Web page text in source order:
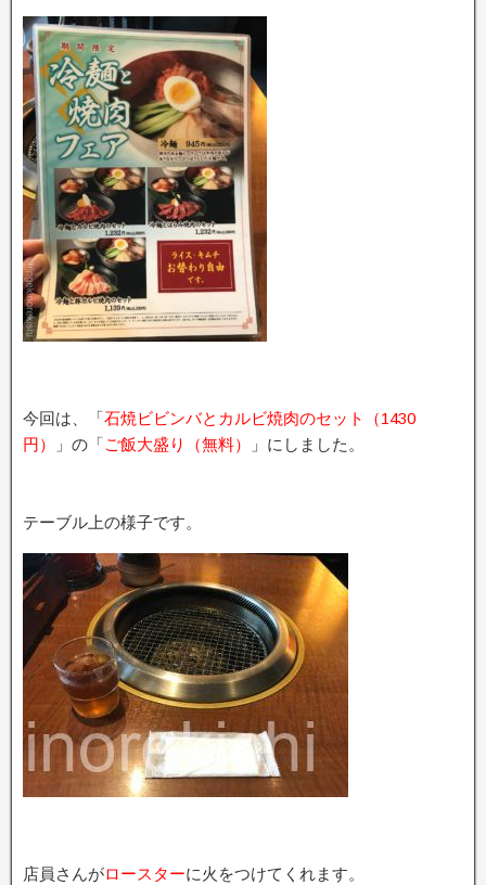
今回は、「石焼ビビンバとカルビ焼肉のセット（1430
円）
」の「ご飯大盛り（無料） 」にしました。
テーブル上の様子です。
店員さんがロースターに火をつけてくれます。